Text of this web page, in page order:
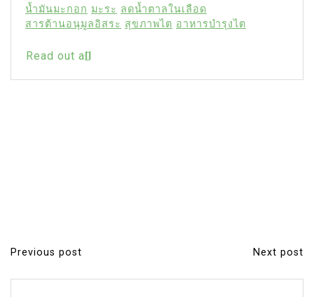
น้ำมันมะกอก มะระ ลดน้ำตาลในเลือด
สารต้านอนุมูลอิสระ สุขภาพไต อาหารบำรุงไต
Read out all
P
o
Previous post Next post